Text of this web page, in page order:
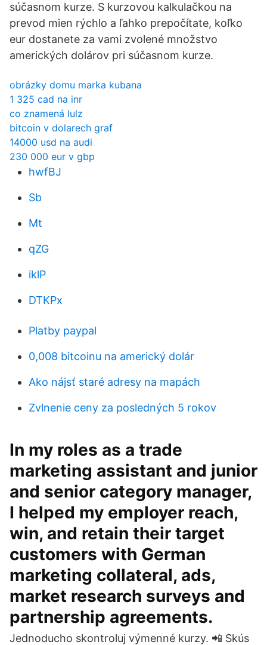
súčasnom kurze. S kurzovou kalkulačkou na
prevod mien rýchlo a ľahko prepočítate, koľko
eur dostanete za vami zvolené množstvo
amerických dolárov pri súčasnom kurze.
obrázky domu marka kubana
1 325 cad na inr
co znamená lulz
bitcoin v dolarech graf
14000 usd na audi
230 000 eur v gbp
hwfBJ
Sb
Mt
qZG
iklP
DTKPx
Platby paypal
0,008 bitcoinu na americký dolár
Ako nájsť staré adresy na mapách
Zvlnenie ceny za posledných 5 rokov
In my roles as a trade
marketing assistant and junior
and senior category manager,
I helped my employer reach,
win, and retain their target
customers with German
marketing collateral, ads,
market research surveys and
partnership agreements.
Jednoducho skontroluj výmenné kurzy. 📲 Skús